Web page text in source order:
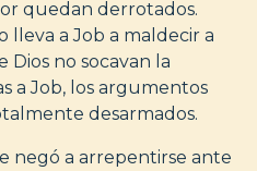
quedan derrotados.
lleva a Job a maldecir a
Dios no socavan la
a Job, los argumentos
desarmados.
negó a arrepentirse ante